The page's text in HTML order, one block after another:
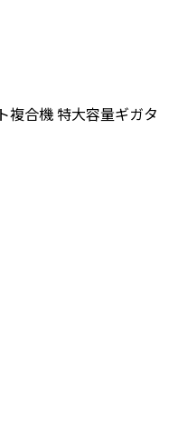
複合機 特大容量ギガタ